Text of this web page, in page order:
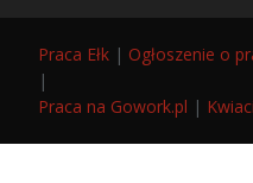
Praca Ełk | Ogłoszenie o
|
Praca na Gowork.pl |